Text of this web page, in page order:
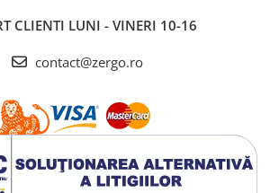
CLIENTI LUNI - VINERI 10-16
contact@zergo.ro